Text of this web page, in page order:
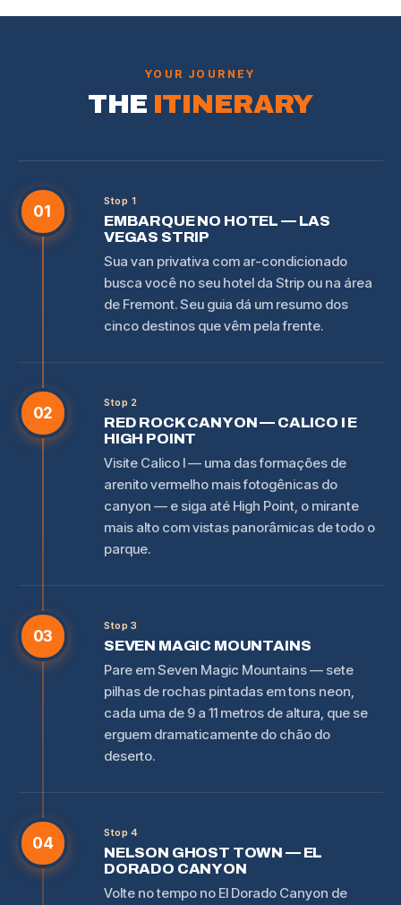
YOUR JOURNEY
THE ITINERARY
01
Stop 1
EMBARQUE NO HOTEL — LAS
VEGAS STRIP
Sua van privativa com ar-condicionado
busca você no seu hotel da Strip ou na área
de Fremont. Seu guia dá um resumo dos
cinco destinos que vêm pela frente.
02
Stop 2
RED ROCK CANYON — CALICO I E
HIGH POINT
Visite Calico I — uma das formações de
arenito vermelho mais fotogênicas do
canyon — e siga até High Point, o mirante
mais alto com vistas panorâmicas de todo o
parque.
03
Stop 3
SEVEN MAGIC MOUNTAINS
Pare em Seven Magic Mountains — sete
pilhas de rochas pintadas em tons neon,
cada uma de 9 a 11 metros de altura, que se
erguem dramaticamente do chão do
deserto.
04
Stop 4
NELSON GHOST TOWN — EL
DORADO CANYON
Volte no tempo no El Dorado Canyon de